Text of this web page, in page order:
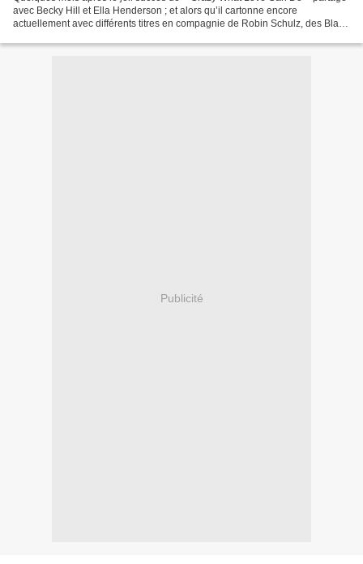
avec Becky Hill et Ella Henderson ; et alors qu’il cartonne encore
actuellement avec différents titres en compagnie de Robin Schulz, des Black
Publicité